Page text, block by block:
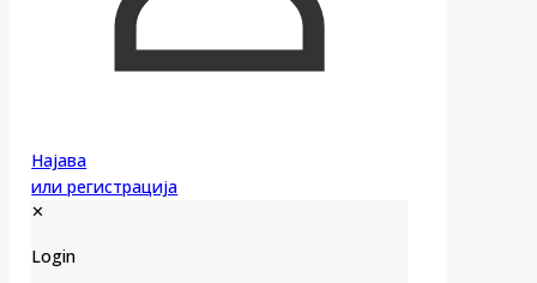
Најава
или регистрација
✕
Login